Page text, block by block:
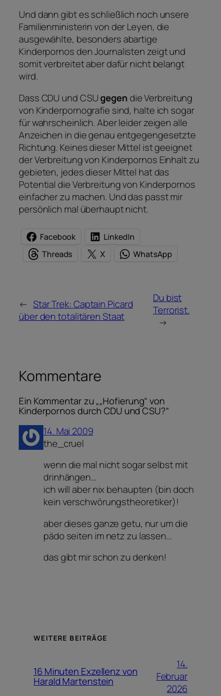
Und dann gibt es schließlich noch unsere
Familienministerin von der Leyen, die
ausgewählte, besonders abartige
Kinderpornos den Journalisten zeigt und
somit verbreitet aber dafür nicht belangt
wird.
Dass CDU und CSUgegendie Verbreitung
von Kinderpornografie sind, halte ich sogar
für wahrscheinlich. Aber leider zeigen alle
Anzeichen in die genau entgegengesetzte
Richtung. Keines dieser Mittel ist geeignet
der Verbreitung von Kinderpornos Einhalt zu
gebieten, jedes dieser Mittel hat das
Potential die Verbreitung von Kinderpornos
einfacher zu machen. Und das passt mir
persönlich mal überhaupt nicht.
Facebook
LinkedIn
Threads
X WhatsApp
← Star Trek: Captain Picard
über den totalitären Staat
Du bist
Terrorist.
→
Kommentare
Ein Kommentar zu „„Hofierung“ von
Kinderpornos durch CDU und CSU?“
14. Mai 2009
the_cruel
wenn die mal nicht sogar selbst mit
drinhängen…
ich will aber nix behaupten (bin doch
kein verschwörungstheoretiker)!
aber dieses ganze getu, nur um die
pädo seiten im netz zu lassen…
das gibt mir schon zu denken!
WEITERE BEITRÄGE
16 Minuten Exzellenz von
Harald Martenstein
14.
Februar
2026